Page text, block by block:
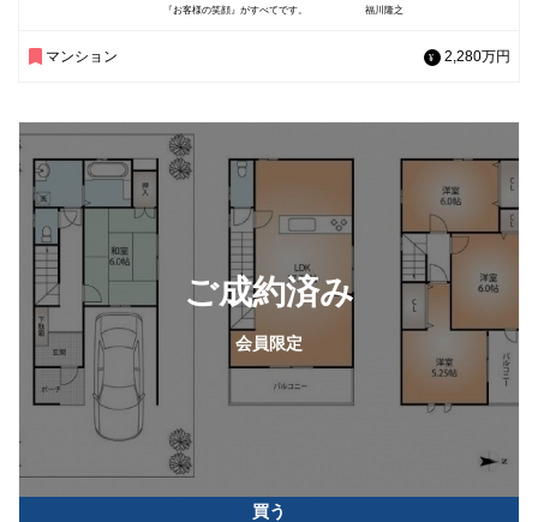
『お客様の笑顔』がすべてです。 福川隆之
マンション 2,280万円
ご成約済み
会員限定
買う